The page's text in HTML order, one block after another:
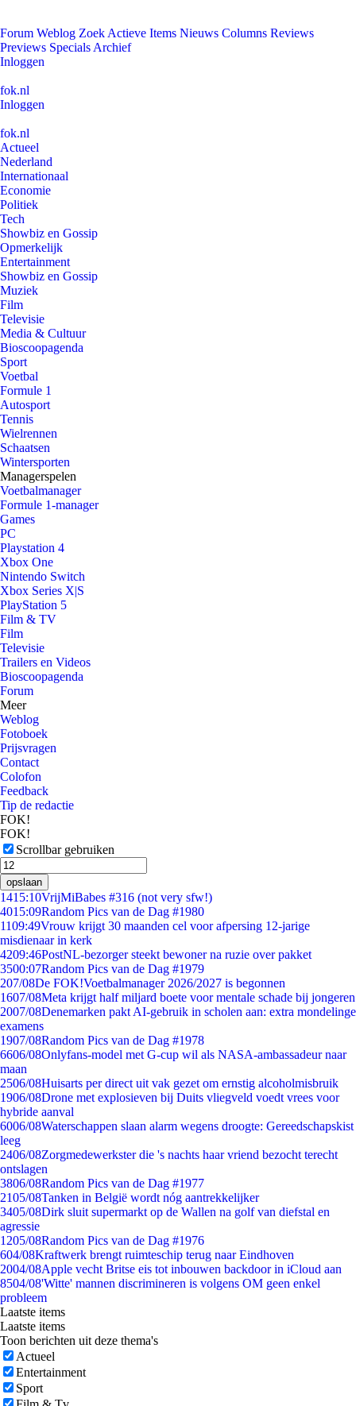
Forum Weblog Zoek Actieve Items Nieuws Columns Reviews
Previews Specials Archief
Inloggen
fok.nl
Inloggen
fok.nl
Actueel
Nederland
Internationaal
Economie
Politiek
Tech
Showbiz en Gossip
Opmerkelijk
Entertainment
Showbiz en Gossip
Muziek
Film
Televisie
Media & Cultuur
Bioscoopagenda
Sport
Voetbal
Formule 1
Autosport
Tennis
Wielrennen
Schaatsen
Wintersporten
Managerspelen
Voetbalmanager
Formule 1-manager
Games
PC
Playstation 4
Xbox One
Nintendo Switch
Xbox Series X|S
PlayStation 5
Film & TV
Film
Televisie
Trailers en Videos
Bioscoopagenda
Forum
Meer
Weblog
Fotoboek
Prijsvragen
Contact
Colofon
Feedback
Tip de redactie
FOK!
FOK!
Scrollbar gebruiken
opslaan
1415:10VrijMiBabes #316 (not very sfw!)
4015:09Random Pics van de Dag #1980
1109:49Vrouw krijgt 30 maanden cel voor afpersing 12-jarige
misdienaar in kerk
4209:46PostNL-bezorger steekt bewoner na ruzie over pakket
3500:07Random Pics van de Dag #1979
207/08De FOK!Voetbalmanager 2026/2027 is begonnen
1607/08Meta krijgt half miljard boete voor mentale schade bij jongeren
2007/08Denemarken pakt AI-gebruik in scholen aan: extra mondelinge
examens
1907/08Random Pics van de Dag #1978
6606/08Onlyfans-model met G-cup wil als NASA-ambassadeur naar
maan
2506/08Huisarts per direct uit vak gezet om ernstig alcoholmisbruik
1906/08Drone met explosieven bij Duits vliegveld voedt vrees voor
hybride aanval
6006/08Waterschappen slaan alarm wegens droogte: Gereedschapskist
leeg
2406/08Zorgmedewerkster die 's nachts haar vriend bezocht terecht
ontslagen
3806/08Random Pics van de Dag #1977
2105/08Tanken in België wordt nóg aantrekkelijker
3405/08Dirk sluit supermarkt op de Wallen na golf van diefstal en
agressie
1205/08Random Pics van de Dag #1976
604/08Kraftwerk brengt ruimteschip terug naar Eindhoven
2004/08Apple vecht Britse eis tot inbouwen backdoor in iCloud aan
8504/08'Witte' mannen discrimineren is volgens OM geen enkel
probleem
Laatste items
Laatste items
Toon berichten uit deze thema's
Actueel
Entertainment
Sport